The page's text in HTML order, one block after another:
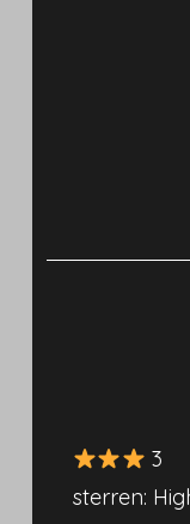
3
sterren: